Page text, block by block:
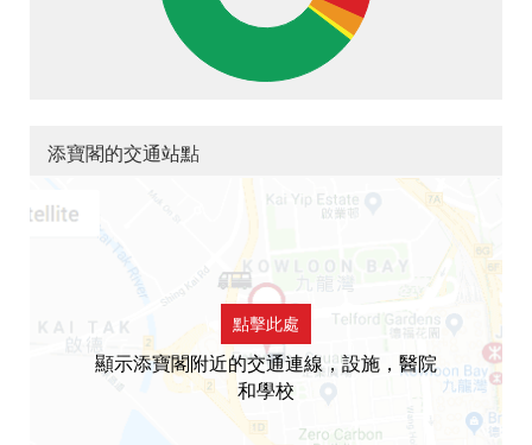
添寶閣的交通站點
點擊此處
顯示添寶閣附近的交通連線，設施，醫院
和學校